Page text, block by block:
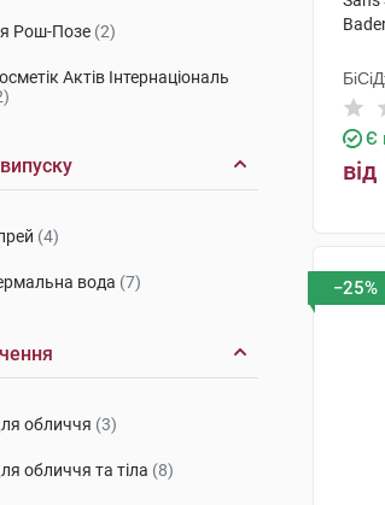
Рош-Позе (2)
Актів Інтернаціональ
(4)
вода (7)
обличчя (3)
обличчя та тіла (8)
Груп
Є
від
−25%